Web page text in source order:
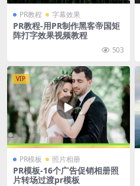
PR教程 字幕效果
PR教程-用PR制作黑客帝国矩
阵打字效果视频教程
503
VIP
PR模板 照片相册
PR模板-16个广告促销相册照
片转场过渡pr模板